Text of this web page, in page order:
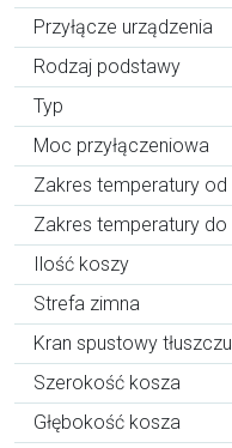
Przyłącze urządzenia
Rodzaj podstawy
Typ
Moc przyłączeniowa
Zakres temperatury od
Zakres temperatury do
Ilość koszy
Strefa zimna
Kran spustowy tłuszczu
Szerokość kosza
Głębokość kosza